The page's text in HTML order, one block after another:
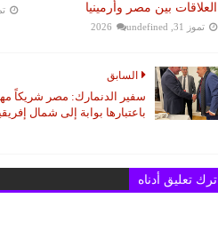
العلاقات بين مصر وأرمينيا
تموز 31, 2026 undefined
السابق
سفير الدنمارك: مصر شريكاً
باعتبارها بوابة إلى شمال
ترك تعليق أدناه